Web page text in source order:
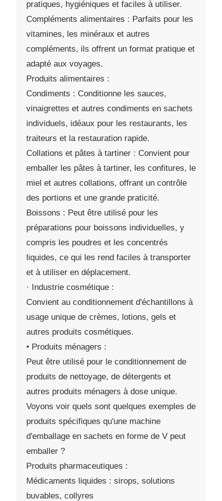
pratiques, hygiéniques et faciles à utiliser.
Compléments alimentaires : Parfaits pour les
vitamines, les minéraux et autres
compléments, ils offrent un format pratique et
adapté aux voyages.
Produits alimentaires :
Condiments : Conditionne les sauces,
vinaigrettes et autres condiments en sachets
individuels, idéaux pour les restaurants, les
traiteurs et la restauration rapide.
Collations et pâtes à tartiner : Convient pour
emballer les pâtes à tartiner, les confitures, le
miel et autres collations, offrant un contrôle
des portions et une grande praticité.
Boissons : Peut être utilisé pour les
préparations pour boissons individuelles, y
compris les poudres et les concentrés
liquides, ce qui les rend faciles à transporter
et à utiliser en déplacement.
· Industrie cosmétique :
Convient au conditionnement d'échantillons à
usage unique de crèmes, lotions, gels et
autres produits cosmétiques.
• Produits ménagers :
Peut être utilisé pour le conditionnement de
produits de nettoyage, de détergents et
autres produits ménagers à dose unique.
Voyons voir quels sont quelques exemples de
produits spécifiques qu'une machine
d'emballage en sachets en forme de V peut
emballer ?
Produits pharmaceutiques :
Médicaments liquides : sirops, solutions
buvables, collyres